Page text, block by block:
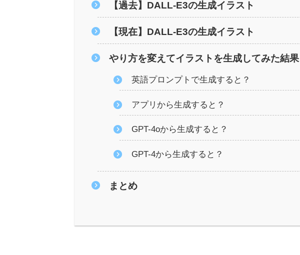
【過去】DALL-E3の生成イラスト
【現在】DALL-E3の生成イラスト
やり方を変えてイラストを生成してみた結果
英語プロンプトで生成すると？
アプリから生成すると？
GPT-4oから生成すると？
GPT-4から生成すると？
まとめ